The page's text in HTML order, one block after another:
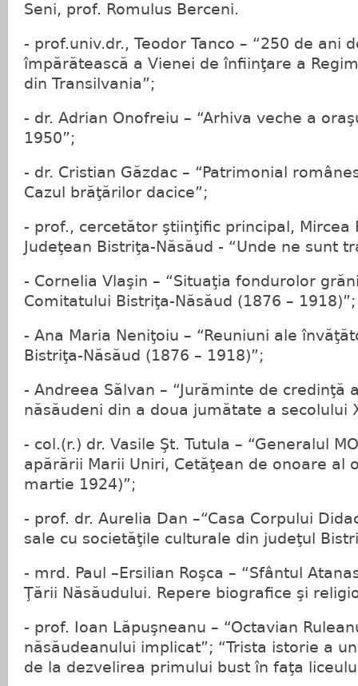
Seni, prof. Romulus Berceni.
- prof.univ.dr., Teodor Tanco – “250 de ani
împărătească a Vienei de înfiinţare a
din Transilvania”;
- dr. Adrian Onofreiu – “Arhiva veche a
1950”;
- dr. Cristian Găzdac – “Patrimonial
Cazul brăţărilor dacice”;
- prof., cercetător ştiinţific principal, Mircea
Judeţean Bistriţa-Năsăud - “Unde ne sunt
- Cornelia Vlaşin – “Situaţia fondurolor
Comitatului Bistriţa-Năsăud (1876 – 1918)”;
- Ana Maria Neniţoiu – “Reuniuni ale
Bistriţa-Năsăud (1876 – 1918)”;
- Andreea Sălvan – “Jurăminte de credinţă
năsăudeni din a doua jumătate a secolului
- col.(r.) dr. Vasile Şt. Tutula – “Generalul
apărării Marii Uniri, Cetăţean de onoare al
martie 1924)”;
- prof. dr. Aurelia Dan –“Casa Corpului
sale cu societăţile culturale din judeţul
- mrd. Paul –Ersilian Roşca – “Sfântul
Ţării Năsăudului. Repere biografice şi
- prof. Ioan Lăpuşneanu – “Octavian
năsăudeanului implicat”; “Trista istorie a
de la dezvelirea primului bust în faţa